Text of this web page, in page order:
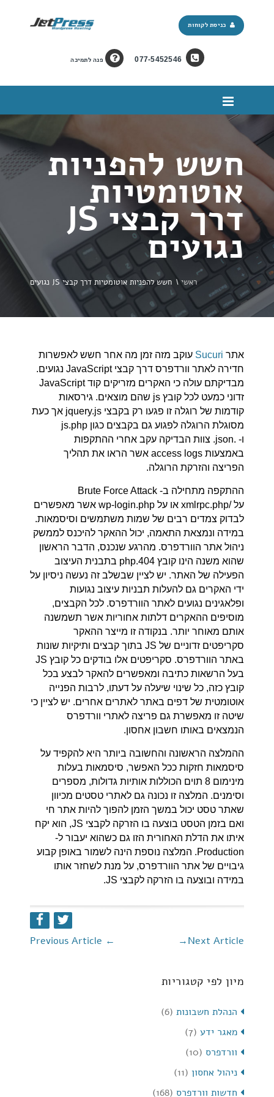
077-5452546 פנה לתמיכה
כניסת לקוחות
חשש להפניות
אוטומטיות
דרך קבצי JS
נגועים
ראשי \ חשש להפניות אוטומטיות דרך קבצי JS נגועים
אתר Sucuri עוקב מזה זמן מה אחר חשש לאפשרות
חדירה לאתר וורדפרס דרך קבצי JavaScript נגועים.
מבדיקתם עולה כי האקרים מזריקים קוד JavaScript
זדוני כמעט לכל קובץ js שהם מוצאים. גירסאות
קודמות של רוגלה זו פגעו רק בקבצי jquery.js אך כעת
מסוגלת הרוגלה לפגוע גם בקבצים כגון js.php
ו- .json. צוות הבדיקה עקב אחרי ההתקפות
באמצעות access logs אשר הראו את תהליך
הפריצה והזרקת הרוגלה.
ההתקפה מתחילה ב- Brute Force Attack
על /xmlrpc.php או על wp-login.php אשר מאפשרים
לבדוק צמדים רבים של שמות משתמשים וסיסמאות.
במידה ונמצאת התאמה, יכול ההאקר להיכנס לממשק
ניהול אתר הוורדפרס. מהרגע שנכנס, הדבר הראשון
שהוא משנה הינו קובץ 404.php בתבנית העיצוב
הפעילה של האתר. יש לציין שבשלב זה נעשה ניסיון על
ידי האקרים גם להעלות תבניות עיצוב נגועות
ופלאגינים נגועים לאתר הוורדפרס. לכל הקבצים,
מוסיפים ההאקרים דלתות אחוריות אשר תשמשנה
אותם מאוחר יותר. בנקודה זו מייצר ההאקר
סקריפטים זדוניים של JS בתוך קבצים ותיקיות שונות
באתר הוורדפרס. סקריפטים אלו בודקים כל קובץ JS
בעל הרשאות כתיבה ומאפשרים להאקר לבצע בכל
קובץ כזה, כל שינוי שיעלה על דעתו, לרבות הפנייה
אוטומטית של דפים באתר לאתרים אחרים. יש לציין כי
שיטה זו מאפשרת גם פריצה לאתרי וורדפרס
הנמצאים באותו חשבון אחסון.
ההמלצה הראשונה והחשובה ביותר היא להקפיד על
סיסמאות חזקות ככל האפשר, סיסמאות בעלות
מינימום 8 תוים הכוללות אותיות גדולות, מספרים
וסימנים. המלצה זו נכונה גם לאתרי טסטים מכיוון
שאתר טסט יכול במשך הזמן להפוך להיות אתר חי
ואם בזמן הטסט בוצעה בו הזרקה לקבצי JS, הוא יקח
איתו את הדלת האחורית הזו גם כשהוא יעבור ל-
Production. המלצה נוספת הינה לשמור באופן קבוע
גיבויים של אתר הוורדפרס, על מנת לשחזר אותו
במידה ובוצעה בו הזרקה לקבצי JS.
← Next Article
→
מיון לפי קטגוריות
הנהלת חשבונות (6)
מאגר ידע (7)
וורדפרס (10)
ניהול אחסון (11)
חדשות וורדפרס (168)